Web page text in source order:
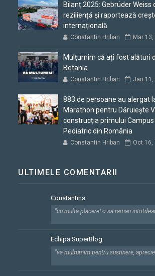
Bilanț 2025: Gebrüder
reziliență și raportează
internațională
Constantin Hriban Mar
Mulțumim că ați fost alături
Betania
Constantin Hriban Jan 11,
883 de persoane au alergat
Marathon pentru Dăruiește
construcția primului Campus
Pediatric din România
Constantin Hriban Oct 16,
ULTIMELE COMENTARII
Constantins
"cu multa placere! o sa raman
Echipa SuperBlog
"va multumim pentru sustinere,